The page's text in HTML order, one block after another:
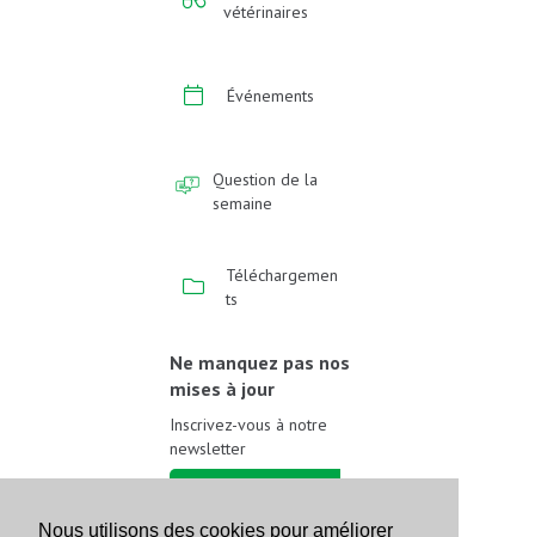
Nous utilisons des cookies pour améliorer
vétérinaires
Événements
Question de la
semaine
Téléchargemen
ts
Ne manquez pas nos
mises à jour
Inscrivez-vous à notre
newsletter